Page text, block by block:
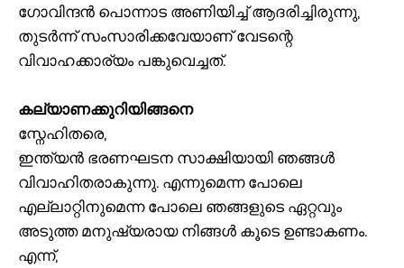
ഗോവിന്ദൻ പൊന്നാട അണിയിച്ച് ആദരിച്ചിരുന്നു,
തുടര്‍ന്ന് സംസാരിക്കവേയാണ് വേടന്റെ
വിവാഹക്കാര്യം പങ്കുവെച്ചത്.
കല്യാണക്കുറിയിങ്ങനെ
സ്നേഹിതരെ,
ഇന്ത്യന്‍ ഭരണഘടന സാക്ഷിയായി ഞങ്ങള്‍
വിവാഹിതരാകുന്നു. എന്നുമെന്ന പോലെ
എല്ലാറ്റിനുമെന്ന പോലെ ഞങ്ങളുടെ ഏറ്റവും
അടുത്ത മനുഷ്യരായ നിങ്ങള്‍ കൂടെ ഉണ്ടാകണം.
എന്ന്,